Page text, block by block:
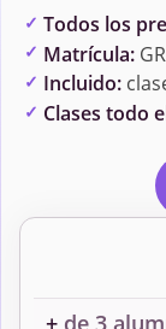
Todos los
Matrícula:
Incluido:
Clases todo